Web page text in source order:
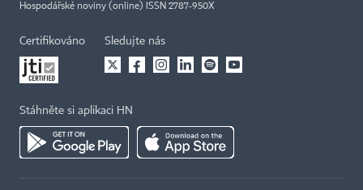
Hospodářské noviny (online) ISSN 2787-950X
Certifikováno Sledujte nás
Stáhněte si aplikaci HN